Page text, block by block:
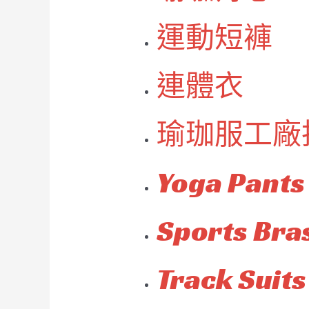
運動短褲
連體衣
瑜珈服工
Yoga Pants
Sports
Track Suits